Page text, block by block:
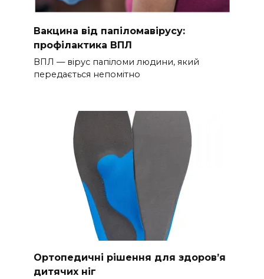
Вакцина від папіломавірусу:
профілактика ВПЛ
ВПЛ — вірус папіломи людини, який
передається непомітно
Ортопедичні рішення для здоров’я
дитячих ніг